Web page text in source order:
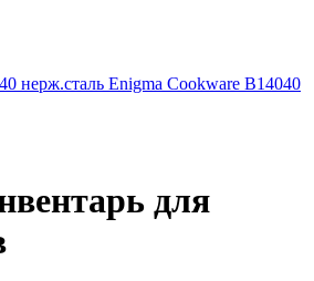
нерж.сталь Enigma Cookware B14040
для